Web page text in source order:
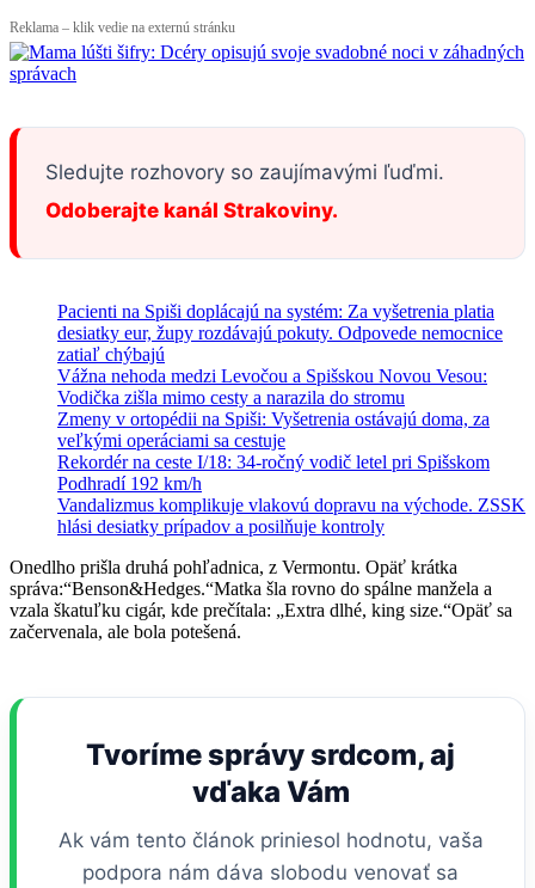
Reklama – klik vedie na externú stránku
Sledujte rozhovory so zaujímavými ľuďmi.
Odoberajte kanál Strakoviny.
Pacienti na Spiši doplácajú na systém: Za vyšetrenia platia
desiatky eur, župy rozdávajú pokuty. Odpovede nemocnice
zatiaľ chýbajú
Vážna nehoda medzi Levočou a Spišskou Novou Vesou:
Vodička zišla mimo cesty a narazila do stromu
Zmeny v ortopédii na Spiši: Vyšetrenia ostávajú doma, za
veľkými operáciami sa cestuje
Rekordér na ceste I/18: 34-ročný vodič letel pri Spišskom
Podhradí 192 km/h
Vandalizmus komplikuje vlakovú dopravu na východe. ZSSK
hlási desiatky prípadov a posilňuje kontroly
Onedlho prišla druhá pohľadnica, z Vermontu. Opäť krátka
správa:“Benson&Hedges.“Matka šla rovno do spálne manžela a
vzala škatuľku cigár, kde prečítala: „Extra dlhé, king size.“Opäť sa
začervenala, ale bola potešená.
Tvoríme správy srdcom, aj
vďaka Vám
Ak vám tento článok priniesol hodnotu, vaša
podpora nám dáva slobodu venovať sa